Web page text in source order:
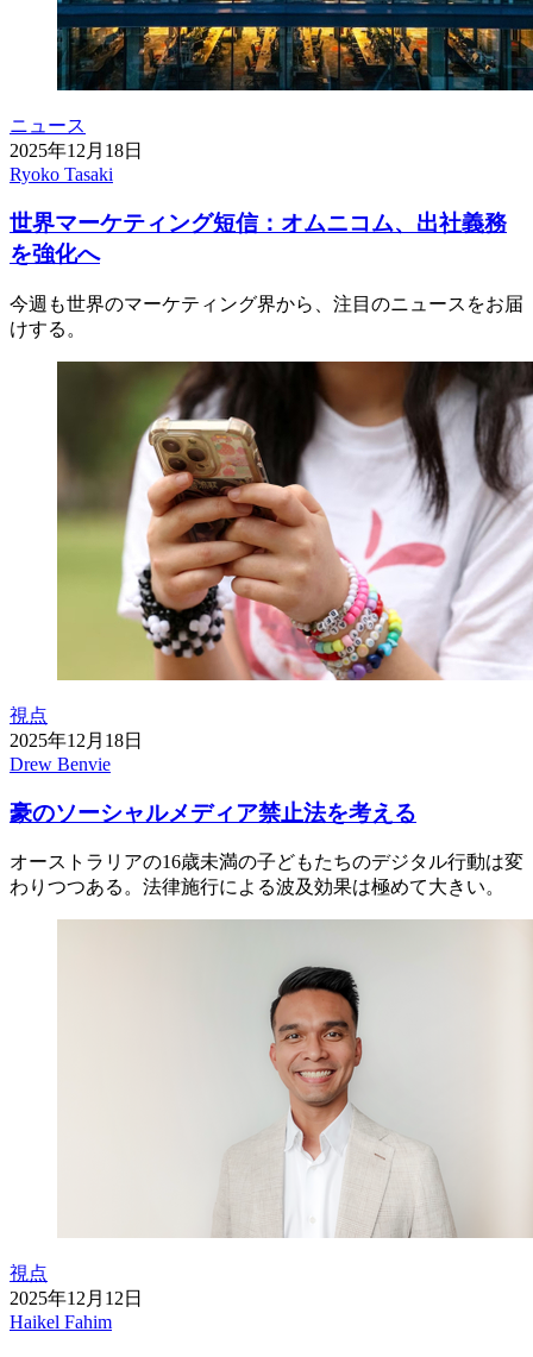
ニュース
2025年12月18日
Ryoko Tasaki
世界マーケティング短信：オムニコム、出社義務
を強化へ
今週も世界のマーケティング界から、注目のニュースをお届
けする。
視点
2025年12月18日
Drew Benvie
豪のソーシャルメディア禁止法を考える
オーストラリアの16歳未満の子どもたちのデジタル行動は変
わりつつある。法律施行による波及効果は極めて大きい。
視点
2025年12月12日
Haikel Fahim